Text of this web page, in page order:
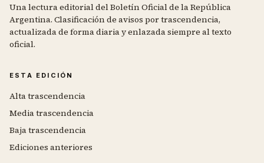
Una lectura editorial del Boletín Oficial de la República
Argentina. Clasificación de avisos por trascendencia,
actualizada de forma diaria y enlazada siempre al texto
oficial.
ESTA EDICIÓN
Alta trascendencia
Media trascendencia
Baja trascendencia
Ediciones anteriores